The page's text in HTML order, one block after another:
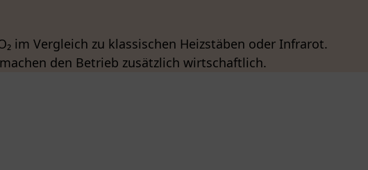
im Vergleich zu klassischen Heizstäben oder Infrarot.
den Betrieb zusätzlich wirtschaftlich.